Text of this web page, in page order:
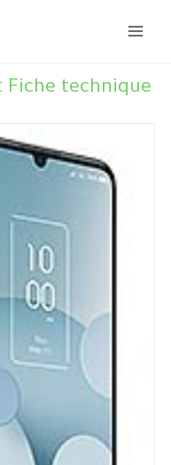
Fiche technique